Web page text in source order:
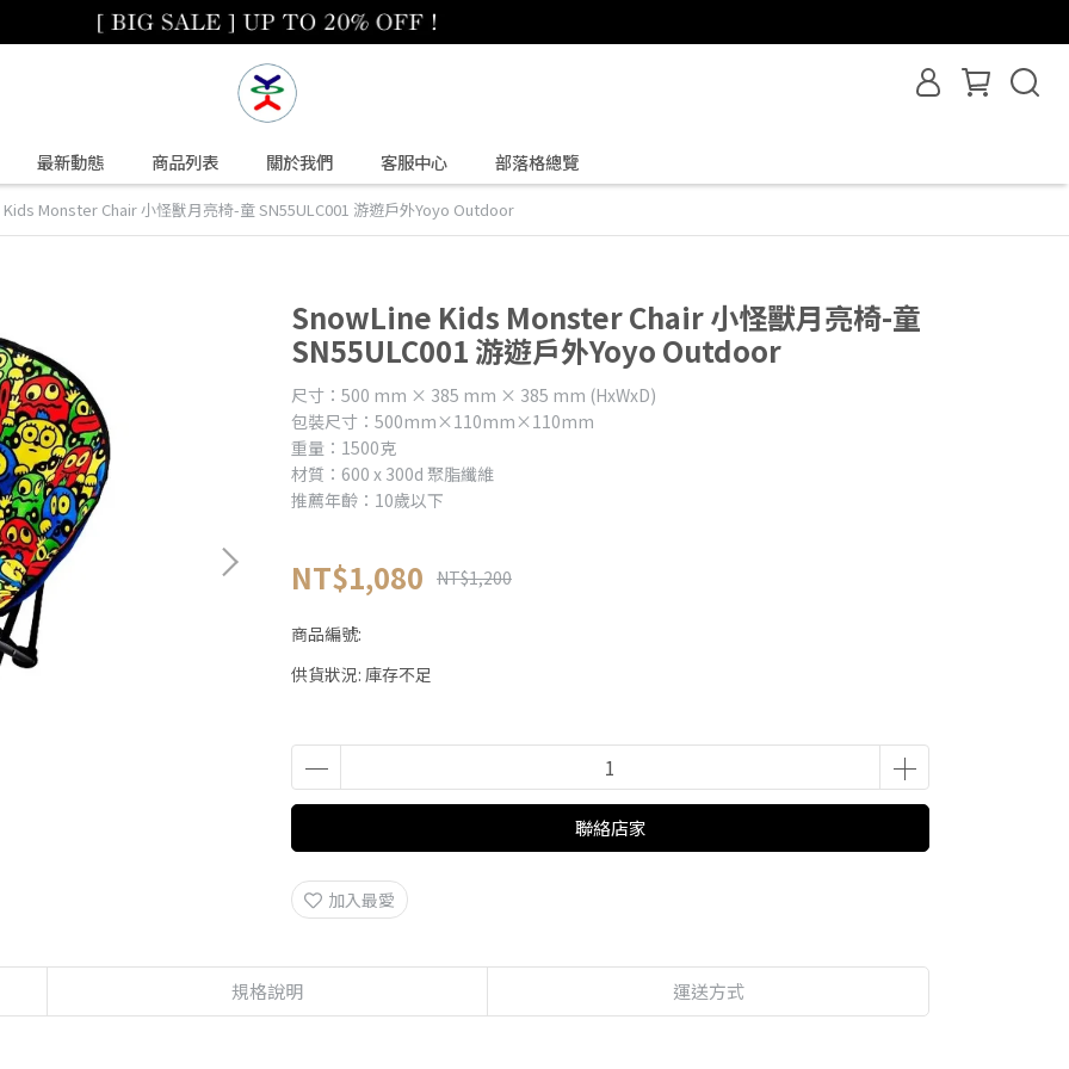
最新動態 商品列表 關於我們 客服中心 部落格總覽
Monster Chair 小怪獸月亮椅-童 SN55ULC001 游遊戶外Yoyo Outdoor
SnowLine Kids Monster Chair 小怪獸月亮椅-童
SN55ULC001 游遊戶外Yoyo Outdoor
尺寸：500 mm × 385 mm × 385 mm (HxWxD)
包裝尺寸：500mm×110mm×110mm
重量：1500克
材質：600 x 300d 聚脂纖維
推薦年齡：10歲以下
NT$1,080 NT$1,200
商品編號:
供貨狀況: 庫存不足
聯絡店家
加入最愛
規格說明 運送方式